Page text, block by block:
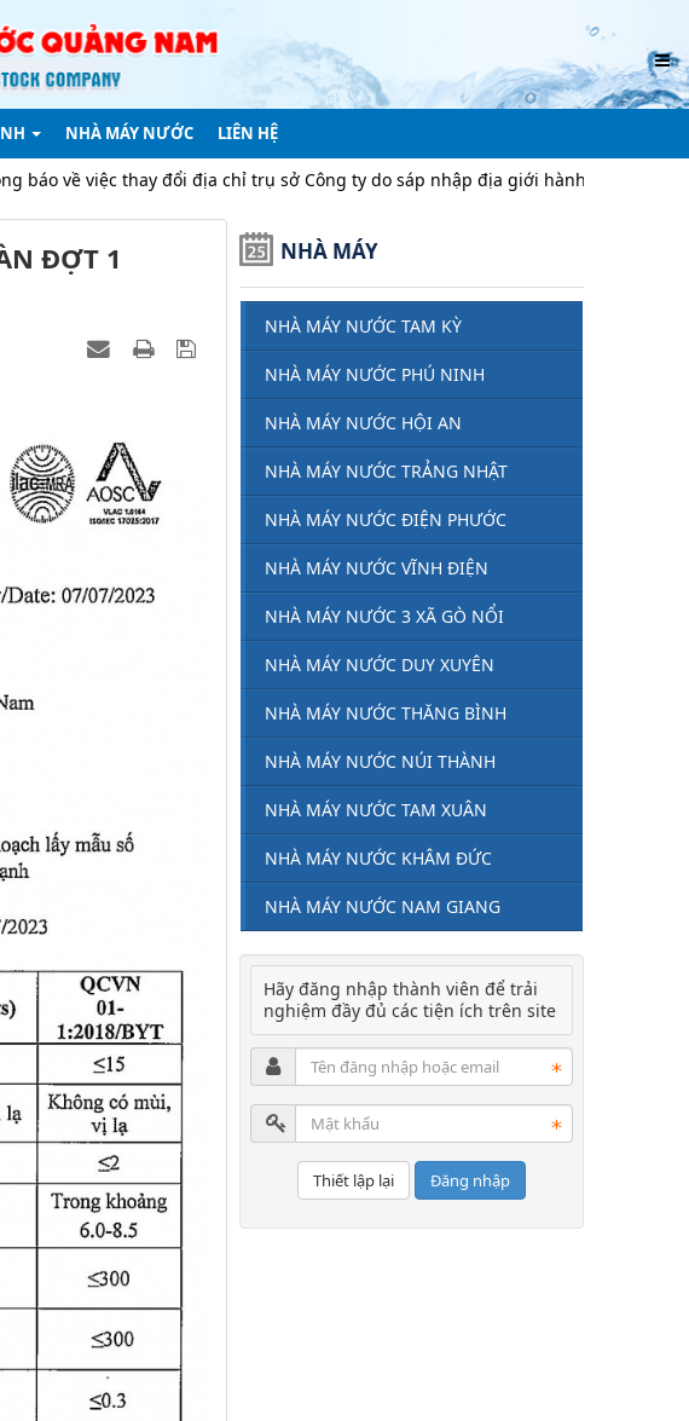
NHÀ MÁY NƯỚC LIÊN HỆ
thay đổi địa chỉ trụ sở Công ty do sáp nhập địa giới hành chính
ĐỢT 1
NHÀ MÁY
NHÀ MÁY NƯỚC TAM KỲ
NHÀ MÁY NƯỚC PHÚ NINH
NHÀ MÁY NƯỚC HỘI AN
NHÀ MÁY NƯỚC TRẢNG NHẬT
NHÀ MÁY NƯỚC ĐIỆN PHƯỚC
NHÀ MÁY NƯỚC VĨNH ĐIỆN
NHÀ MÁY NƯỚC 3 XÃ GÒ NỔI
NHÀ MÁY NƯỚC DUY XUYÊN
NHÀ MÁY NƯỚC THĂNG BÌNH
NHÀ MÁY NƯỚC NÚI THÀNH
NHÀ MÁY NƯỚC TAM XUÂN
NHÀ MÁY NƯỚC KHÂM ĐỨC
NHÀ MÁY NƯỚC NAM GIANG
Hãy đăng nhập thành viên để trải
nghiệm đầy đủ các tiện ích trên site
Đăng nhập